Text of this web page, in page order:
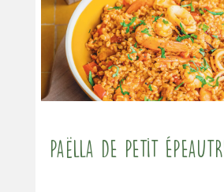
Paëlla de Petit